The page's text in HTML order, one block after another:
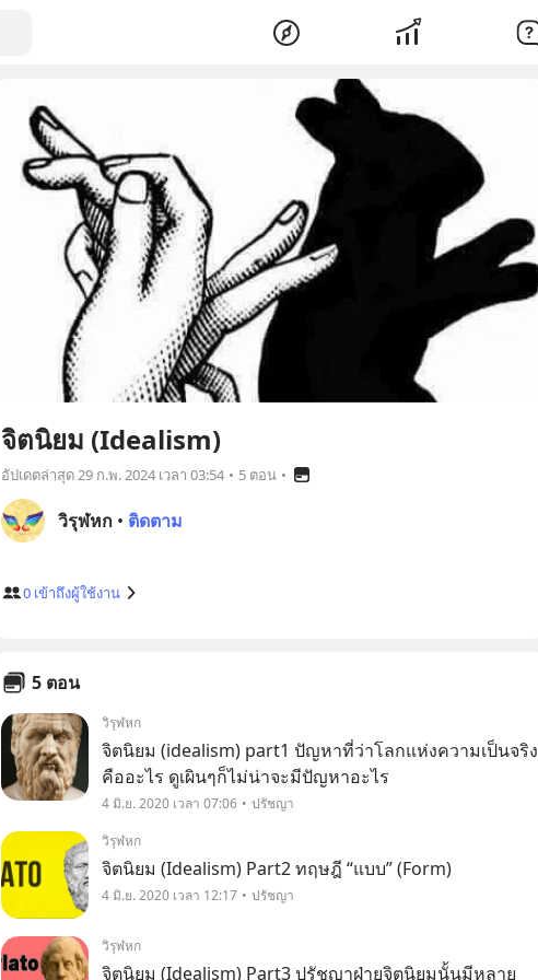
จิตนิยม (Idealism)
อัปเดตล่าสุด29 ก.พ. 2024 เวลา 03:54 • 5 ตอน •
วิรุฬหก • ติดตาม
0 เข้าถึงผู้ใช้งาน
5 ตอน
วิรุฬหก
จิตนิยม (idealism) part1 ปัญหาที่ว่าโลกแห่งความเป็นจริง
คืออะไร ดูเผินๆก็ไม่น่าจะมีปัญหาอะไร
4 มิ.ย. 2020 เวลา 07:06
ปรัชญา
วิรุฬหก
จิตนิยม (Idealism) Part2 ทฤษฎี “แบบ” (Form)
4 มิ.ย. 2020 เวลา 12:17 ปรัชญา
วิรุฬหก
จิตนิยม (Idealism) Part3 ปรัชญาฝ่ายจิตนิยมนั้นมีหลาย